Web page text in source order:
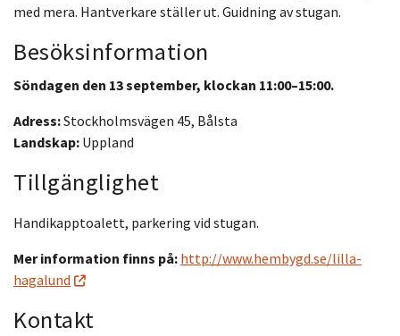
med mera. Hantverkare ställer ut. Guidning av stugan.
Besöksinformation
Söndagen den 13 september, klockan 11:00–15:00.
Adress:Stockholmsvägen 45, Bålsta
Landskap: Uppland
Tillgänglighet
Handikapptoalett, parkering vid stugan.
Mer information finns på: http://www.hembygd.se/lilla-
hagalund
Kontakt